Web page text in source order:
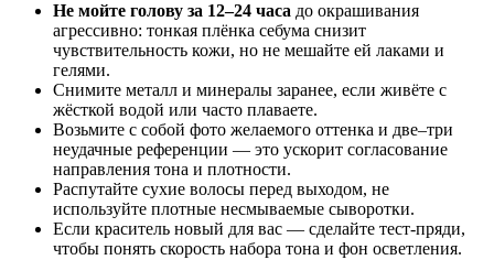
Не мойте голову за 12–24 часа до окрашивания
агрессивно: тонкая плёнка себума снизит
чувствительность кожи, но не мешайте ей лаками и
гелями.
Снимите металл и минералы заранее, если живёте с
жёсткой водой или часто плаваете.
Возьмите с собой фото желаемого оттенка и две–три
неудачные референции — это ускорит согласование
направления тона и плотности.
Распутайте сухие волосы перед выходом, не
используйте плотные несмываемые сыворотки.
Если краситель новый для вас — сделайте тест‑пряди,
чтобы понять скорость набора тона и фон осветления.